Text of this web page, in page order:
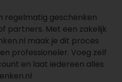
regelmatig geschenken
partners. Met een zakelijk
maak je dit proces
professioneler. Voeg zelf
en laat iedereen alles